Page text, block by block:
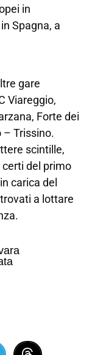
in
Spagna, a
gare
Viareggio,
Forte dei
– Trissino.
scintille,
del primo
carica del
a lottare